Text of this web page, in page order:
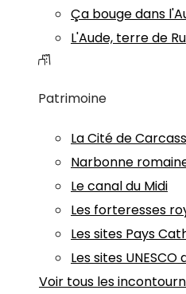
Ça bouge dans
L'Aude, terre de
Patrimoine
La Cité de
Narbonne
Le canal du Midi
Les forteresses
Les sites Pays
Les sites UNESCO
Voir tous les